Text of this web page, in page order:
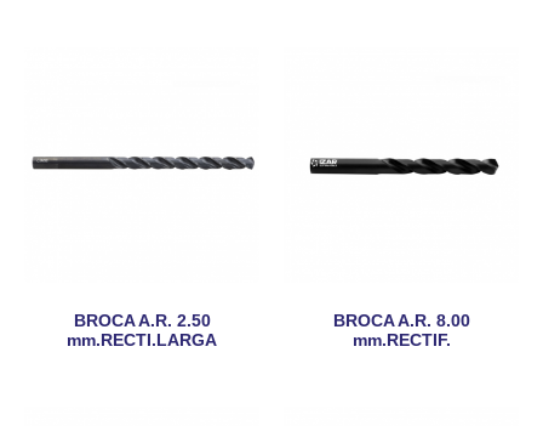
BROCA A.R. 2.50
mm.RECTI.LARGA
BROCA A.R. 8.00
mm.RECTIF.